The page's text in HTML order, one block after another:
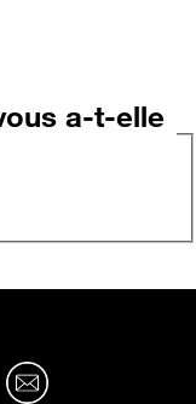
a-t-elle